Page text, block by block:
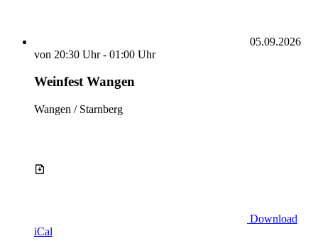
05.09.2026
von 20:30 Uhr- 01:00 Uhr
Weinfest Wangen
Wangen / Starnberg
Download
iCal